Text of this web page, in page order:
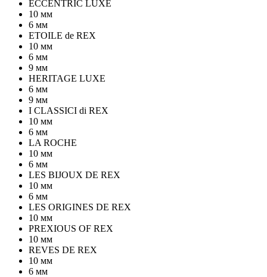
ECCENTRIC LUXE
10 мм
6 мм
ETOILE de REX
10 мм
6 мм
9 мм
HERITAGE LUXE
6 мм
9 мм
I CLASSICI di REX
10 мм
6 мм
LA ROCHE
10 мм
6 мм
LES BIJOUX DE REX
10 мм
6 мм
LES ORIGINES DE REX
10 мм
PREXIOUS OF REX
10 мм
REVES DE REX
10 мм
6 мм